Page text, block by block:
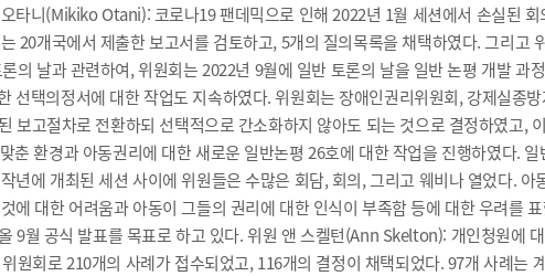
타니(Mikiko Otani): 코로나19 팬데믹으로 인해 2022년 1월 세션에서 손실된
20개국에서 제출한 보고서를 검토하고, 5개의 질의목록을 채택하였다. 그리고
의 날과 관련하여, 위원회는 2022년 9월에 일반 토론의 날을 일반 논평 개발 과
선택의정서에 대한 작업도 지속하였다. 위원회는 장애인권리위원회, 강제실종
보고절차로 전환하되 선택적으로 간소화하지 않아도 되는 것으로 결정하였고,
환경과 아동권리에 대한 새로운 일반논평 26호에 대한 작업을 진행하였다.
년에 개최된 세션 사이에 위원들은 수많은 회담, 회의, 그리고 웨비나 열었다.
에 대한 어려움과 아동이 그들의 권리에 대한 인식이 부족함 등에 대한 우려를
9월 공식 발표를 목표로 하고 있다. 위원 앤 스켈턴(Ann Skelton): 개인청원에
원회로 210개의 사례가 접수되었고, 116개의 결정이 채택되었다. 97개 사례는